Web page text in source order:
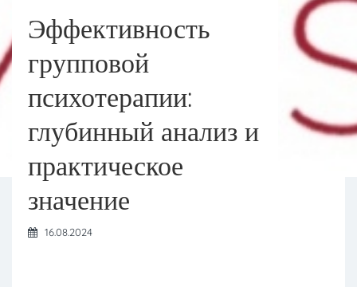
Эффективность
групповой
психотерапии:
глубинный анализ и
практическое
значение
16.08.2024